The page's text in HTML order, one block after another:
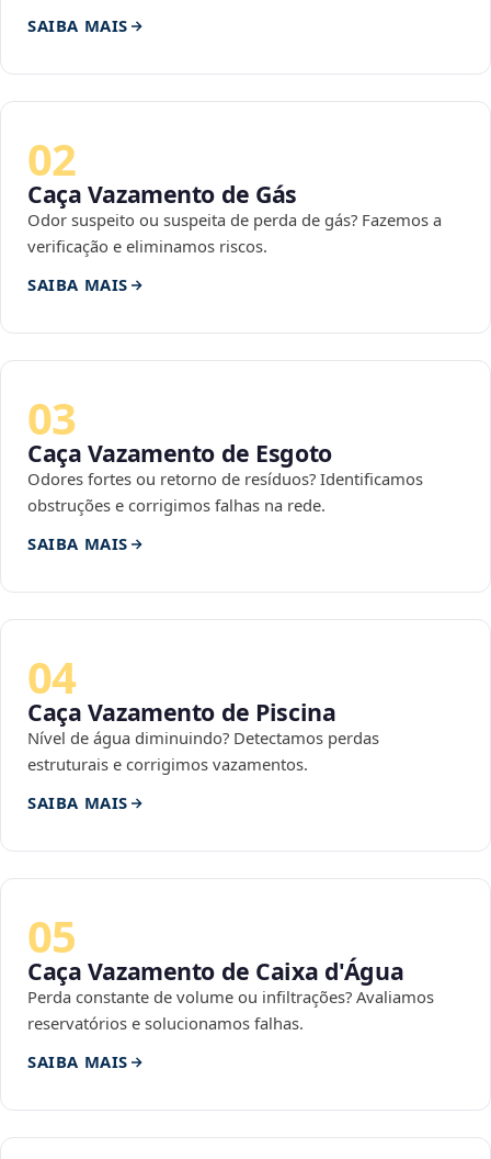
SAIBA MAIS
02
Caça Vazamento de Gás
Odor suspeito ou suspeita de perda de gás? Fazemos a
verificação e eliminamos riscos.
SAIBA MAIS
03
Caça Vazamento de Esgoto
Odores fortes ou retorno de resíduos? Identificamos
obstruções e corrigimos falhas na rede.
SAIBA MAIS
04
Caça Vazamento de Piscina
Nível de água diminuindo? Detectamos perdas
estruturais e corrigimos vazamentos.
SAIBA MAIS
05
Caça Vazamento de Caixa d'Água
Perda constante de volume ou infiltrações? Avaliamos
reservatórios e solucionamos falhas.
SAIBA MAIS